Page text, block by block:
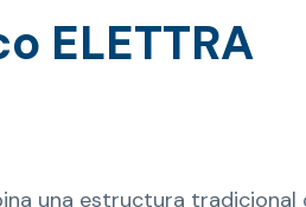
ELETTRA
una estructura tradicional